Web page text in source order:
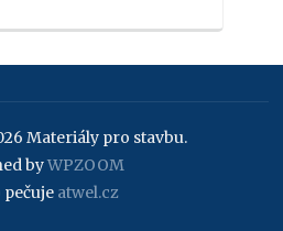
Materiály pro stavbu.
byWPZOOM
pečuje atwel.cz